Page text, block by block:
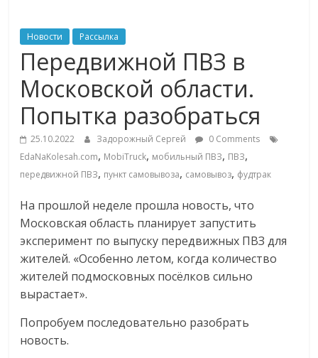
ритейле,
логистике,
технологиях,
соцсетях
Портал
онлайн-
торговле,
сервисах
для
Commerce,
ритейле,
логистике,
технологиях,
Новости Рассылка
Передвижной ПВЗ в
Московской области.
Попытка разобраться
25.10.2022 Задорожный Сергей
0 Comments
EdaNaKolesah.com, MobiTruck, мобильный ПВЗ, ПВЗ,
передвижной ПВЗ, пункт самовывоза, самовывоз, фудтрак
На прошлой неделе прошла новость, что
Московская область планирует запустить
эксперимент по выпуску передвижных ПВЗ для
жителей. «Особенно летом, когда количество
жителей подмосковных посёлков сильно
вырастает».
Попробуем последовательно разобрать
новость.